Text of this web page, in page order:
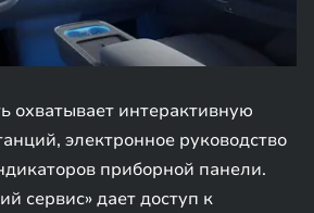
охватывает интерактивную
электронное руководство
приборной панели.
сервис» дает доступ к